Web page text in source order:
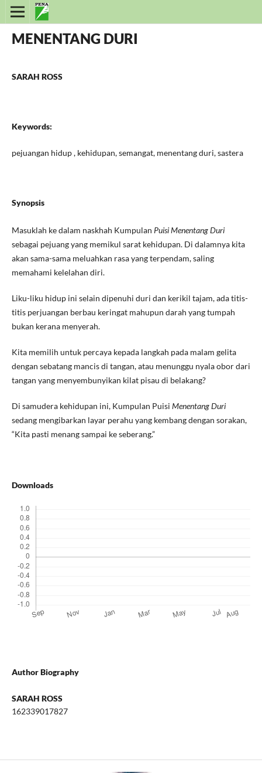
MENENTANG DURI
SARAH ROSS
Keywords:
pejuangan hidup , kehidupan, semangat, menentang duri, sastera
Synopsis
Masuklah ke dalam naskhah Kumpulan Puisi Menentang Duri
sebagai pejuang yang memikul sarat kehidupan. Di dalamnya kita
akan sama-sama meluahkan rasa yang terpendam, saling
memahami kelelahan diri.
Liku-liku hidup ini selain dipenuhi duri dan kerikil tajam, ada titis-
titis perjuangan berbau keringat mahupun darah yang tumpah
bukan kerana menyerah.
Kita memilih untuk percaya kepada langkah pada malam gelita
dengan sebatang mancis di tangan, atau menunggu nyala obor dari
tangan yang menyembunyikan kilat pisau di belakang?
Di samudera kehidupan ini, Kumpulan Puisi Menentang Duri
sedang mengibarkan layar perahu yang kembang dengan sorakan,
“Kita pasti menang sampai ke seberang.”
Downloads
Author Biography
SARAH ROSS
162339017827